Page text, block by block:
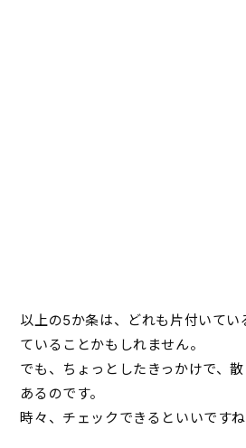
以上の5か条は、どれも片付いてい
ていることかもしれません。
でも、ちょっとしたきっかけで、
あるのです。
時々、チェックできるといいですね